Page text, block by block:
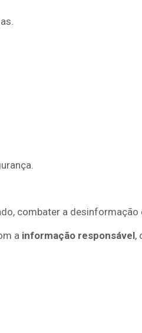
combater a
a informação responsável,